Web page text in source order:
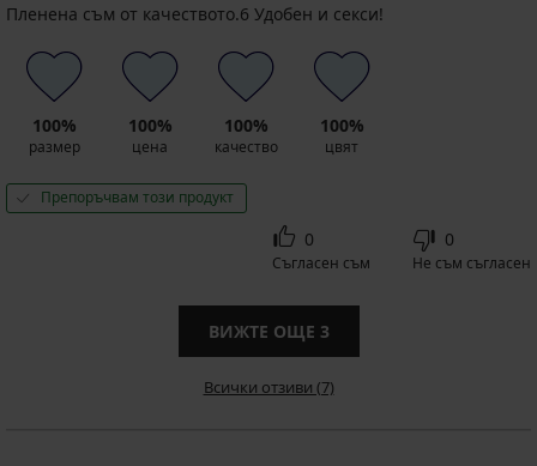
Пленена съм от качеството.6 Удобен и секси!
100%
размер
100%
цена
100%
качество
100%
цвят
Препоръчвам този продукт
0
Съгласен съм
0
Не съм съгласен
ВИЖТЕ ОЩЕ 3
Всички отзиви (7)